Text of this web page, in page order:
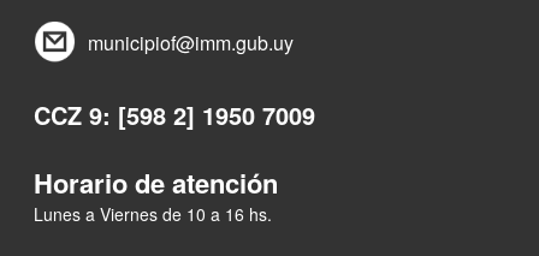
municipiof@imm.gub.uy
CCZ 9: [598 2] 1950 7009
Horario de atención
Lunes a Viernes de 10 a 16 hs.